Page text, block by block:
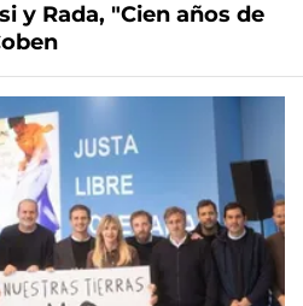
y Rada, "Cien años de